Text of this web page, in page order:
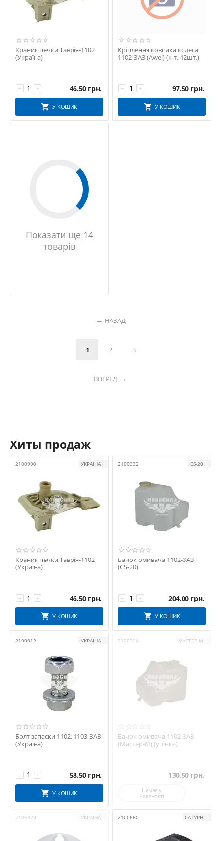
Краник печки Таврія-1102
(Україна)
+
− 46.50 грн.
У КОШИК
Кріплення ковпака колеса
1102-ЗАЗ (Awel) (к-т.-12шт.)
+
− 97.50 грн.
У КОШИК
Показати ще 14
товарів
НАЗАД
1 2 3
ВПЕРЕД
Хиты продаж
2100990 УКРАЇНА
Краник печки Таврія-1102
(Україна)
+
− 46.50 грн.
У КОШИК
2100332 CS-20
Бачок омивача 1102-ЗАЗ
(CS-20)
+
− 204.00 грн.
У КОШИК
2100012 УКРАЇНА
Болт запаски 1102, 1103-ЗАЗ
(Україна)
+
− 58.50 грн.
У КОШИК
2100324 МАСТЕР-М
Бачок омивача 1102-ЗАЗ
(Мастер-М) (уцінка)
130.50 грн.
Немає у
наявності
2106370 УКРАЇНА 2100660 САТУРН